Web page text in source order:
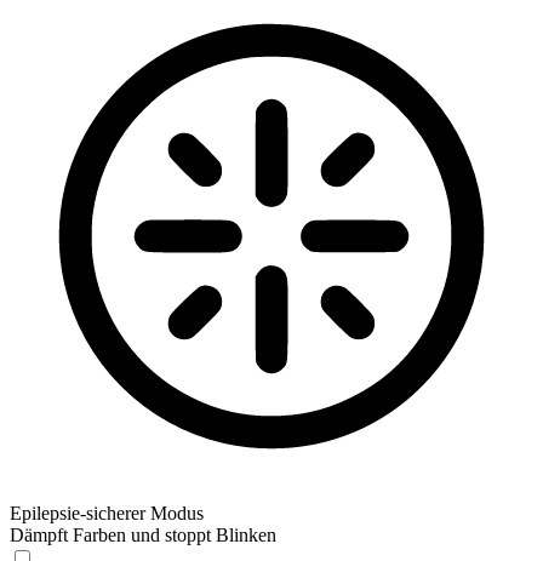
Epilepsie-sicherer Modus
Dämpft Farben und stoppt Blinken